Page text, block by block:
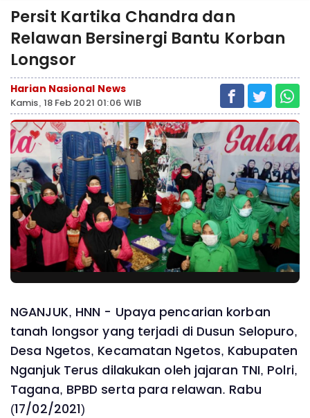
Persit Kartika Chandra dan
Relawan Bersinergi Bantu Korban
Longsor
Harian Nasional News
Kamis, 18 Feb 2021 01:06 WIB
NGANJUK, HNN - Upaya pencarian korban
tanah longsor yang terjadi di Dusun Selopuro,
Desa Ngetos, Kecamatan Ngetos, Kabupaten
Nganjuk Terus dilakukan oleh jajaran TNI, Polri,
Tagana, BPBD serta para relawan. Rabu
(17/02/2021)